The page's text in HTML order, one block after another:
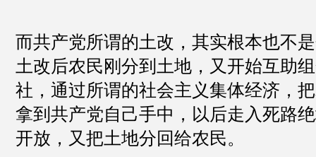
而共产党所谓的土改，其实根本也不
土改后农民刚分到土地，又开始互助
社，通过所谓的社会主义集体经济，
拿到共产党自己手中，以后走入死路
开放，又把土地分回给农民。